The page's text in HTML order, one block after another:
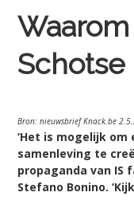
Bron: nieuwsbrief Knack.be
‘Het is mogelijk
samenleving te
propaganda van IS
Stefano Bonino.